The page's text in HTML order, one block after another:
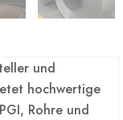
und
hochwertige
Rohre und